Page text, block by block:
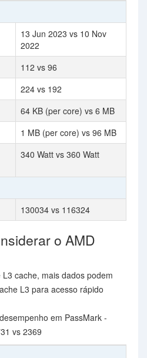
13 Jun 2023 vs 10 Nov
2022
112 vs 96
224 vs 192
64 KB (per core) vs 6 MB
1 MB (per core) vs 96 MB
340 Watt vs 360 Watt
130034 vs 116324
o AMD
cache, mais dados podem
L3 para acesso rápido
em PassMark -
vs 2369